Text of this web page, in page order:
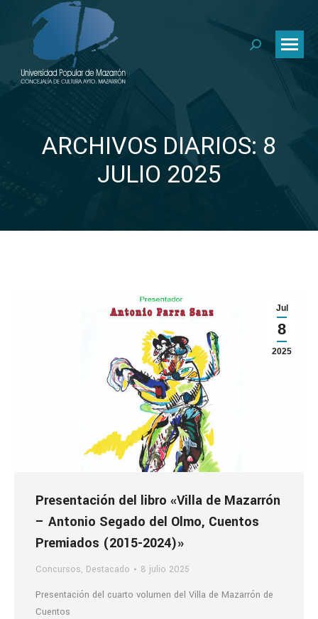
Buscar:
ARCHIVOS DIARIOS: 8
JULIO 2025
Jul
8
2025
Presentación del libro «Villa de Mazarrón
– Antonio Segado del Olmo, Cuentos
Premiados (2015-2024)»
Concursos, Destacado
8 julio 2025
Presentación del cuarto volumen del Villa de Mazarrón de
Cuentos